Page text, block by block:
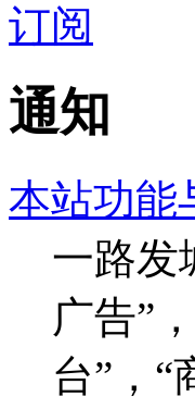
订阅
通知
本站功能
一路发
广告”
台”，